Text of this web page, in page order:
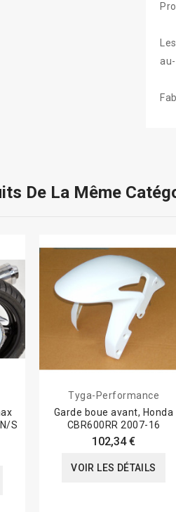
De La Même
S
Tyga-Performance
Garde boue avant, Honda
CBR600RR 2007-16
102,34 €
VOIR LES DÉTAILS